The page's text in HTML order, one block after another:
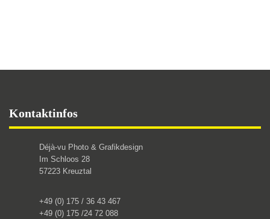
Footer
Kontaktinfos
Déjà-vu Photo & Grafikdesign
Im Schloos 28
57223 Kreuztal
+49 (0) 175 / 36 43 467
+49 (0) 175 /24 72 088